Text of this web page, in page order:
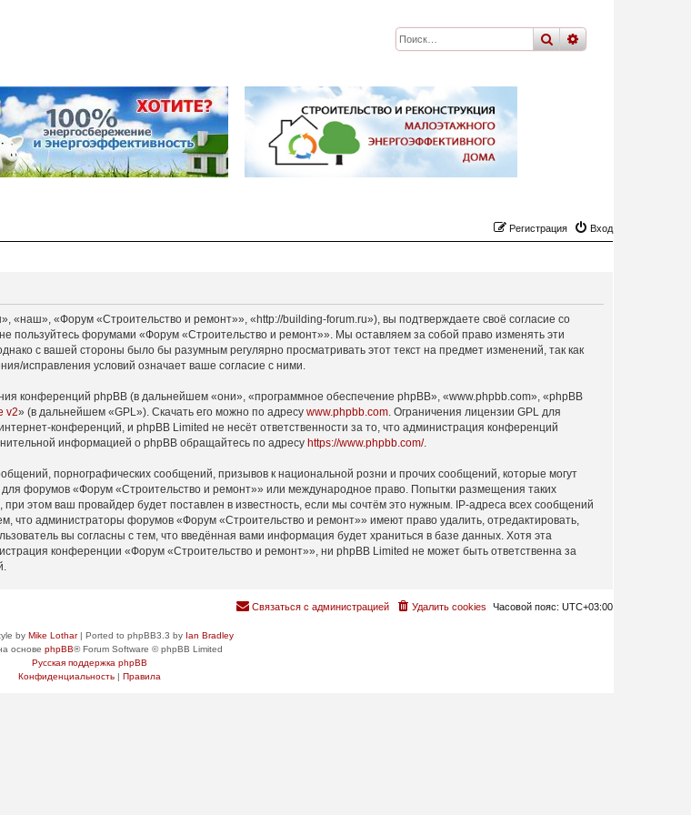
поискрасширенный
Вход
Регистрация
«Форум «Строительство и ремонт»», «http://building-forum.ru»), вы подтверждаете своё согласие со
пользуйтесь форумами «Форум «Строительство и ремонт»». Мы оставляем за собой право изменять эти
с вашей стороны было бы разумным регулярно просматривать этот текст на предмет изменений, так как
исправления условий означает ваше согласие с ними.
конференций phpBB (в дальнейшем «они», «программное обеспечение phpBB», «www.phpbb.com», «phpBB
v2» (в дальнейшем «GPL»). Скачать его можно по адресу www.phpbb.com. Ограничения лицензии GPL для
конференций, и phpBB Limited не несёт ответственности за то, что администрация конференций
информацией о phpBB обращайтесь по адресу https://www.phpbb.com/.
порнографических сообщений, призывов к национальной розни и прочих сообщений, которые могут
форумов «Форум «Строительство и ремонт»» или международное право. Попытки размещения таких
этом ваш провайдер будет поставлен в известность, если мы сочтём это нужным. IP-адреса всех сообщений
что администраторы форумов «Форум «Строительство и ремонт»» имеют право удалить, отредактировать,
вы согласны с тем, что введённая вами информация будет храниться в базе данных. Хотя эта
конференции «Форум «Строительство и ремонт»», ни phpBB Limited не может быть ответственна за
Часовой пояс: UTC+03:00
Удалить cookies
Связаться с администрацией
by Mike Lothar| Ported to phpBB3.3 by Ian Bradley
основе phpBB® Forum Software © phpBB Limited
Русская поддержка phpBB
Конфиденциальность| Правила